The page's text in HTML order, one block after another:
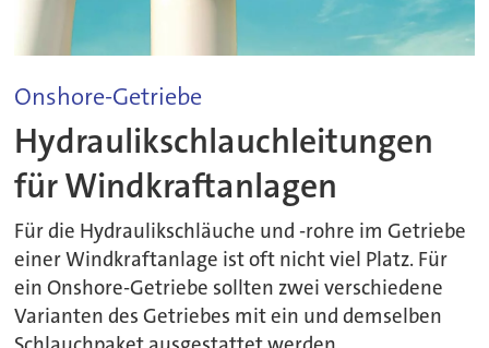
Onshore-Getriebe
Hydraulikschlauchleitungen
für Windkraftanlagen
Für die Hydraulikschläuche und -rohre im Getriebe
einer Windkraftanlage ist oft nicht viel Platz. Für
ein Onshore-Getriebe sollten zwei verschiedene
Varianten des Getriebes mit ein und demselben